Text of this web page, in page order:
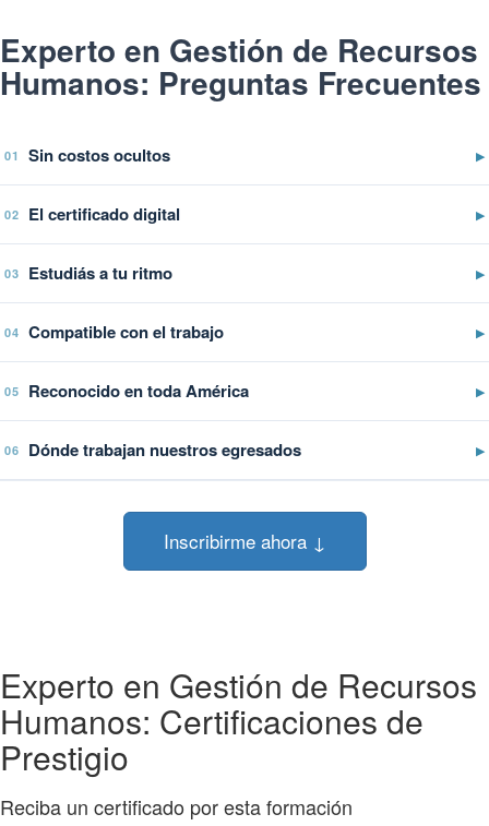
Experto en Gestión de Recursos
Humanos: Preguntas Frecuentes
01 Sin costos ocultos ▶
02 El certificado digital ▶
03 Estudiás a tu ritmo ▶
04 Compatible con el trabajo ▶
05 Reconocido en toda América ▶
06 Dónde trabajan nuestros egresados ▶
Inscribirme ahora ↓
Experto en Gestión de Recursos
Humanos: Certificaciones de
Prestigio
Reciba un certificado por esta formación